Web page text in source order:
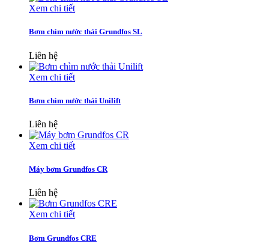
Xem chi tiết
Bơm chìm nước thải Grundfos SL
Liên hệ
Xem chi tiết
Bơm chìm nước thải Unilift
Liên hệ
Xem chi tiết
Máy bơm Grundfos CR
Liên hệ
Xem chi tiết
Bơm Grundfos CRE